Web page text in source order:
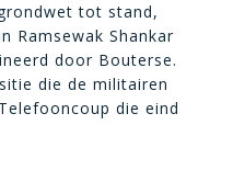
tot stand,
Ramsewak Shankar
door Bouterse.
die de militairen
die eind